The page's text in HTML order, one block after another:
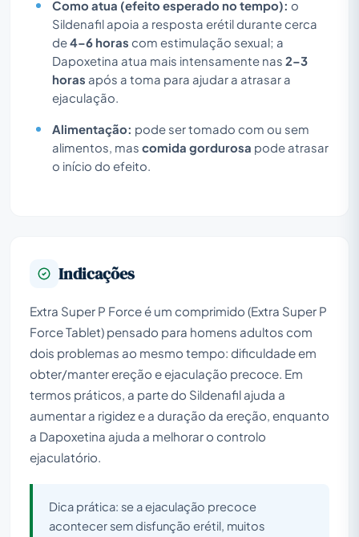
Como atua (efeito esperado no tempo): o
Sildenafil apoia a resposta erétil durante cerca
de4–6 horas com estimulação sexual; a
Dapoxetina atua mais intensamente nas 2–3
horas após a toma para ajudar a atrasar a
ejaculação.
Alimentação: pode ser tomado com ou sem
alimentos, mas comida gordurosa pode atrasar
o início do efeito.
Indicações
Extra Super P Force é um comprimido (Extra Super P
Force Tablet) pensado para homens adultos com
dois problemas ao mesmo tempo: dificuldade em
obter/manter ereção e ejaculação precoce. Em
termos práticos, a parte do Sildenafil ajuda a
aumentar a rigidez e a duração da ereção, enquanto
a Dapoxetina ajuda a melhorar o controlo
ejaculatório.
Dica prática: se a ejaculação precoce
acontecer sem disfunção erétil, muitos